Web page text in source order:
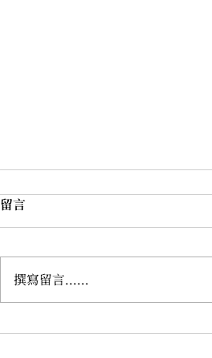
吃膠原蛋白會長痘嗎？那些你
留言
撰寫留言......